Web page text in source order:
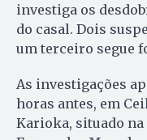
investiga os
do casal. Dois
um terceiro segue
As investigações
horas antes, em
Karioka, situado na